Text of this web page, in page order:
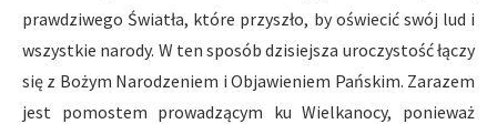
prawdziwego Światła, które przyszło, by oświecić swój lud i
wszystkie narody. W ten sposób dzisiejsza uroczystość łączy
się z Bożym Narodzeniem i Objawieniem Pańskim. Zarazem
jest pomostem prowadzącym ku Wielkanocy, ponieważ